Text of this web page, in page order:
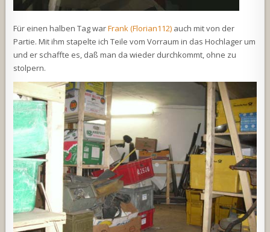
Für einen halben Tag warFrank (Florian112) auch mit von der
Partie. Mit ihm stapelte ich Teile vom Vorraum in das Hochlager um
und er schaffte es, daß man da wieder durchkommt, ohne zu
stolpern.